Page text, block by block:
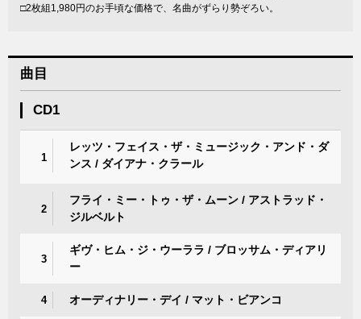
□2枚組1,980円のお手頃な価格で、名曲がずらり勢ぞろい。
曲目
CD1
1
レッツ・フェイス・ザ・ミュージック・アンド・ダ
ンス / ダイアナ・クラール
2
フライ・ミー・トゥ・ザ・ムーン / アストラッド・
ジルベルト
3
ギヴ・ヒム・ジ・ウーララ / ブロッサム・ディアリ
ー
4 オーディナリー・デイ / マット・ビアンコ